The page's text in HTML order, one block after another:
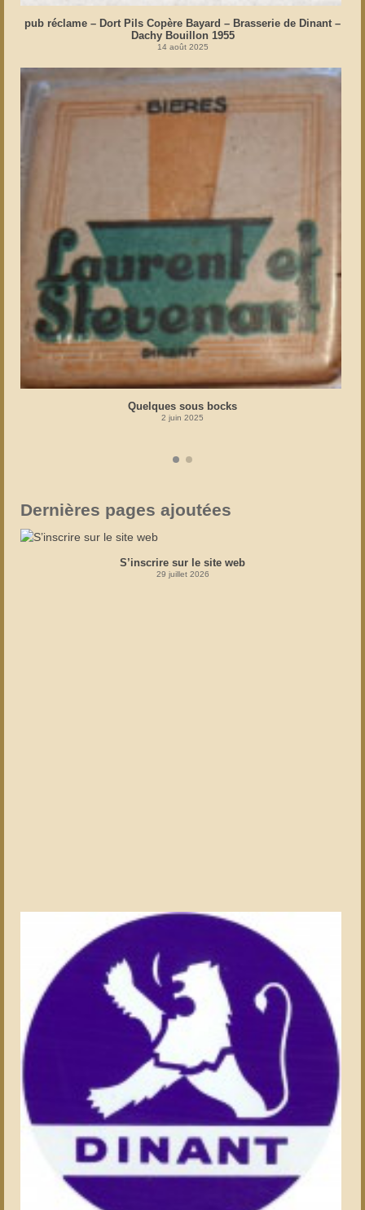
pub réclame – Dort Pils Copère Bayard – Brasserie de Dinant –
Dachy Bouillon 1955
14 août 2025
Quelques sous bocks
2 juin 2025
Dernières pages ajoutées
S’inscrire sur le site web
29 juillet 2026